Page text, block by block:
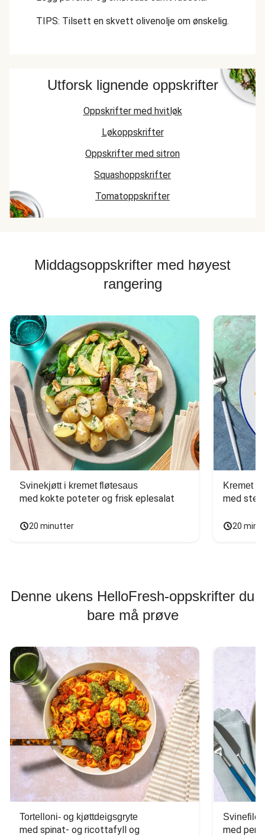
TIPS: Tilsett en skvett olivenolje om ønskelig.
Utforsk lignende oppskrifter
Oppskrifter med hvitløk
Løkoppskrifter
Oppskrifter med sitron
Squashoppskrifter
Tomatoppskrifter
Middagsoppskrifter med høyest
rangering
Svinekjøtt i kremet fløtesaus
med kokte poteter og frisk eplesalat
20 minutter
Kremet
med
20
Denne ukens HelloFresh-oppskrifter du
bare må prøve
Tortelloni- og kjøttdeigsgryte
med spinat- og ricottafyll og
Svinefilet
med